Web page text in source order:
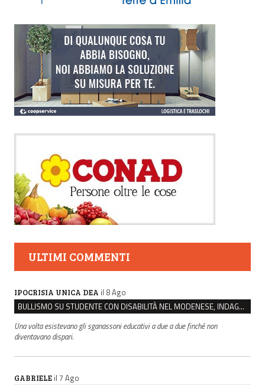
ULTIMI COMMENTI
IPOCRISIA UNICA DEA il 8 Ago
BULLISMO SU STUDENTE CON DISABILITÀ NEL MODENESE, INDAGATI DUE RAGAZZI DI 16 ANNI
Una volta esistevano gli sganassoni educativi a due a due finché non
diventavano dispari.
GABRIELE il 7 Ago